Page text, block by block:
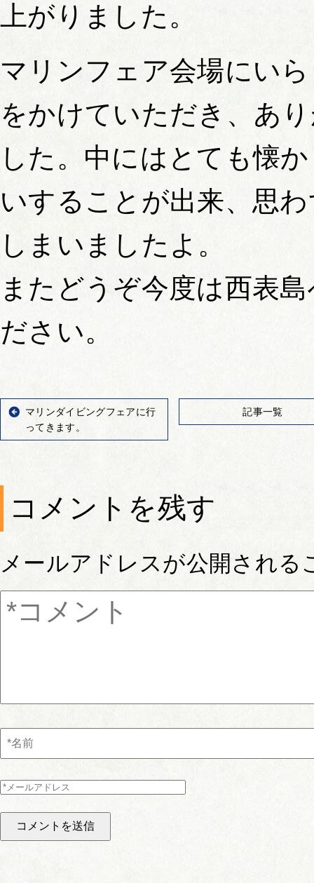
上がりました。
マリンフェア会場にい
をかけていただき、あ
した。中にはとても懐
いすることが出来、思
しまいましたよ。
またどうぞ今度は西表
ださい。
マリンダイビングフェアに行
ってきます。
記事一覧
コメントを残す
メールアドレスが公開される